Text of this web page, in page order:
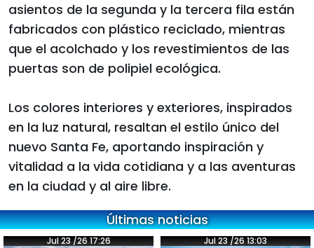
asientos de la segunda y la tercera fila están
fabricados con plástico reciclado, mientras
que el acolchado y los revestimientos de las
puertas son de polipiel ecológica.
Los colores interiores y exteriores, inspirados
en la luz natural, resaltan el estilo único del
nuevo Santa Fe, aportando inspiración y
vitalidad a la vida cotidiana y a las aventuras
en la ciudad y al aire libre.
Últimas noticias
Jul 23 /26 17:26 Jul 23 /26 13:03